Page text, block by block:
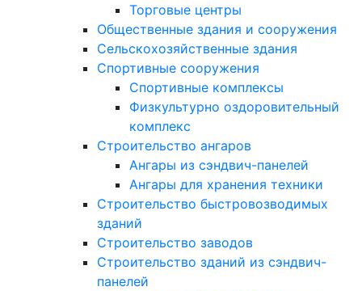
Торговые центры
Общественные здания и сооружения
Сельскохозяйственные здания
Спортивные сооружения
Спортивные комплексы
Физкультурно оздоровительный
комплекс
Строительство ангаров
Ангары из сэндвич-панелей
Ангары для хранения техники
Строительство быстровозводимых
зданий
Строительство заводов
Строительство зданий из сэндвич-
панелей